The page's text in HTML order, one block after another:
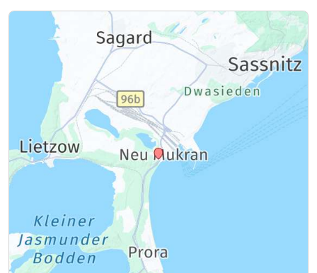
Ausstattung
Zusatznächte